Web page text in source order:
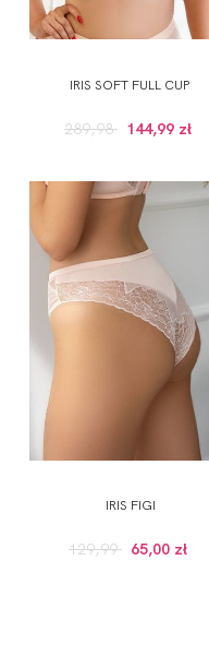
IRIS SOFT FULL CUP
289,98 144,99 zł
IRIS FIGI
129,99 65,00 zł